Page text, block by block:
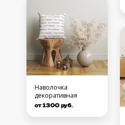
Наволочка
декоративная
от 1300 руб.